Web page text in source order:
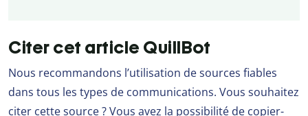
Citer cet article QuillBot
Nous recommandons l’utilisation de sources fiables
dans tous les types de communications. Vous souhaitez
citer cette source ? Vous avez la possibilité de copier-